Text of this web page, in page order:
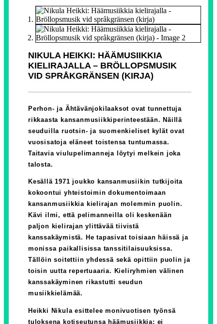
NIKULA HEIKKI: HÄÄMUSIIKKIA
KIELIRAJALLA – BRÖLLOPSMUSIK
VID SPRÅKGRÄNSEN (KIRJA)
Perhon- ja Ähtävänjokilaaksot ovat tunnettuja
rikkaasta kansanmusiikkiperinteestään. Näillä
seuduilla ruotsin- ja suomenkieliset kylät ovat
vuosisatoja eläneet toistensa tuntumassa.
Taitavia viulupelimanneja löytyi melkein joka
talosta.
Kesällä 1971 joukko kansanmusiikin tutkijoita
kokoontui yhteistoimin dokumentoimaan
kansanmusiikkia kielirajan molemmin puolin.
Kävi ilmi, että pelimanneilla oli keskenään
paljon kielirajan ylittävää tiivistä
kanssakäymistä. He tapasivat toisiaan häissä ja
monissa paikallisissa tanssitilaisuuksissa.
Tällöin soitettiin yhdessä sekä opittiin puolin ja
toisin uutta repertuaaria. Kieliryhmien välinen
kanssakäyminen rikastutti seudun
musiikkielämää.
Heikki Nikula esittelee monivuotisen työnsä
tuloksena kotiseutunsa häämusiikkia: ei